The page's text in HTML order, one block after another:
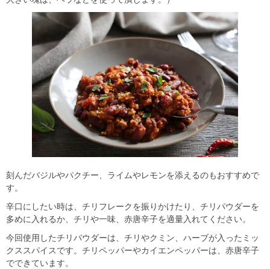
刻んだバジルやパクチー、ライムやレモンを添えるのもおすすめで
す。
辛口にしたい時は、チリフレークを振りかけたり、チリパウダーを
多めに入れるか、チリや一味、赤唐辛子を適量入れてください。
今回使用したチリパウダーは、チリやクミン、ハーブが入ったミッ
クススパイスです。チリペッパーやカイエンペッパーは、赤唐辛子
でできています。